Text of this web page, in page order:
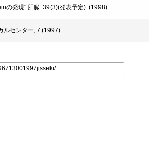
の発現" 肝臓. 39(3)(発表予定). (1998)
ルセンター, 7 (1997)